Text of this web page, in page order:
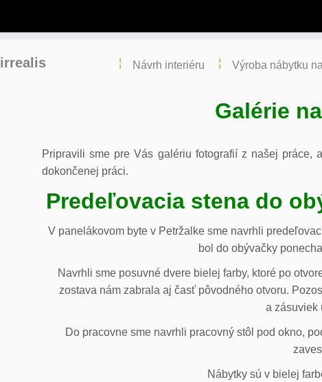
irrealis Návrh interiéru Výroba nábytku
Galérie
Pripravili sme pre Vás galériu fotografií z našej
dokončenej práci.
Predeľovacia stena do
V panelákovom byte v Petržalke sme navrhli
bol do obývačky
Navrhli sme posuvné dvere bielej farby, ktoré po
zostava nám zabrala aj časť pôvodného otvoru.
a zásuviek
Do pracovne sme navrhli pracovný stôl pod okno,
Nábytky sú v bielej